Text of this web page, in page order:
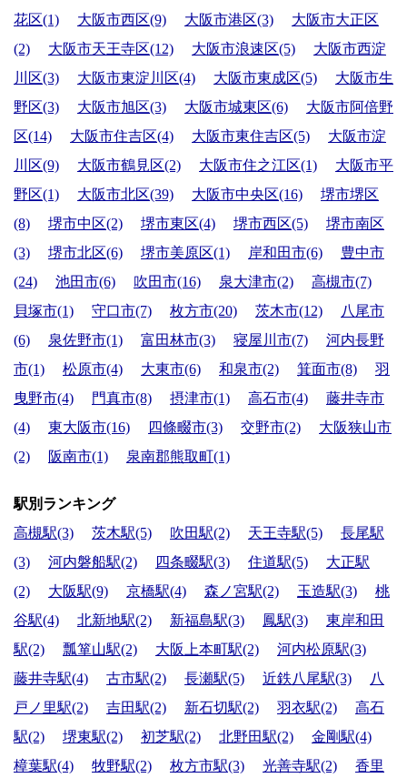
花区(1)
大阪市西区(9) 大阪市港区(3)
大阪市大正区
(2)
大阪市天王寺区(12) 大阪市浪速区(5)
大阪市西淀
川区(3)
大阪市東淀川区(4) 大阪市東成区(5)
大阪市生
野区(3)
大阪市旭区(3) 大阪市城東区(6)
大阪市阿倍野
区(14)
大阪市住吉区(4) 大阪市東住吉区(5)
大阪市淀
川区(9)
大阪市鶴見区(2) 大阪市住之江区(1)
大阪市平
野区(1)
大阪市北区(39) 大阪市中央区(16)
堺市堺区
(8)
堺市中区(2) 堺市東区(4) 堺市西区(5)
堺市南区
(3)
堺市北区(6) 堺市美原区(1) 岸和田市(6)
豊中市
(24)
池田市(6) 吹田市(16) 泉大津市(2)
高槻市(7)
貝塚市(1)
守口市(7) 枚方市(20) 茨木市(12)
八尾市
(6)
泉佐野市(1) 富田林市(3) 寝屋川市(7)
河内長野
市(1)
松原市(4) 大東市(6) 和泉市(2) 箕面市(8)
羽
曳野市(4)
門真市(8) 摂津市(1) 高石市(4)
藤井寺市
(4)
東大阪市(16) 四條畷市(3) 交野市(2)
大阪狭山市
(2)
阪南市(1) 泉南郡熊取町(1)
駅別ランキング
高槻駅(3)
茨木駅(5) 吹田駅(2) 天王寺駅(5)
長尾駅
(3)
河内磐船駅(2) 四条畷駅(3) 住道駅(5)
大正駅
(2)
大阪駅(9) 京橋駅(4) 森ノ宮駅(2) 玉造駅(3)
桃
谷駅(4)
北新地駅(2) 新福島駅(3) 鳳駅(3)
東岸和田
駅(2)
瓢箪山駅(2) 大阪上本町駅(2)
河内松原駅(3)
藤井寺駅(4)
古市駅(2) 長瀬駅(5) 近鉄八尾駅(3)
八
戸ノ里駅(2)
吉田駅(2) 新石切駅(2) 羽衣駅(2)
高石
駅(2)
堺東駅(2) 初芝駅(2) 北野田駅(2)
金剛駅(4)
樟葉駅(4)
牧野駅(2) 枚方市駅(3) 光善寺駅(2)
香里